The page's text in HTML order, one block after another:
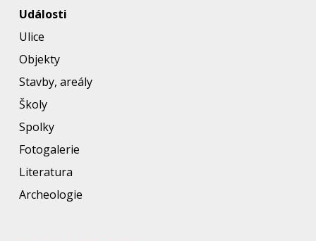
Události
Ulice
Objekty
Stavby, areály
Školy
Spolky
Fotogalerie
Literatura
Archeologie